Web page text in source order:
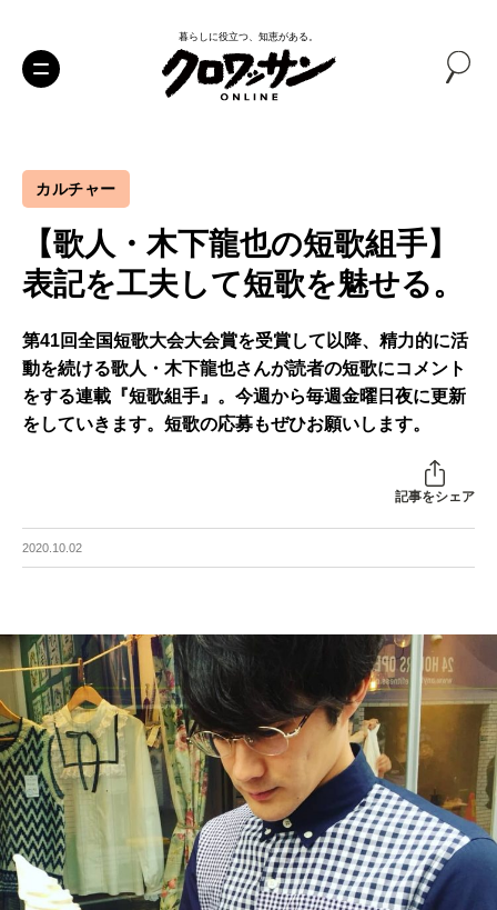
暮らしに役立つ、知恵がある。
カルチャー
【歌人・木下龍也の短歌組手】
表記を工夫して短歌を魅せる。
第41回全国短歌大会大会賞を受賞して以降、精力的に活
動を続ける歌人・木下龍也さんが読者の短歌にコメント
をする連載『短歌組手』。今週から毎週金曜日夜に更新
をしていきます。短歌の応募もぜひお願いします。
記事をシェア
2020.10.02